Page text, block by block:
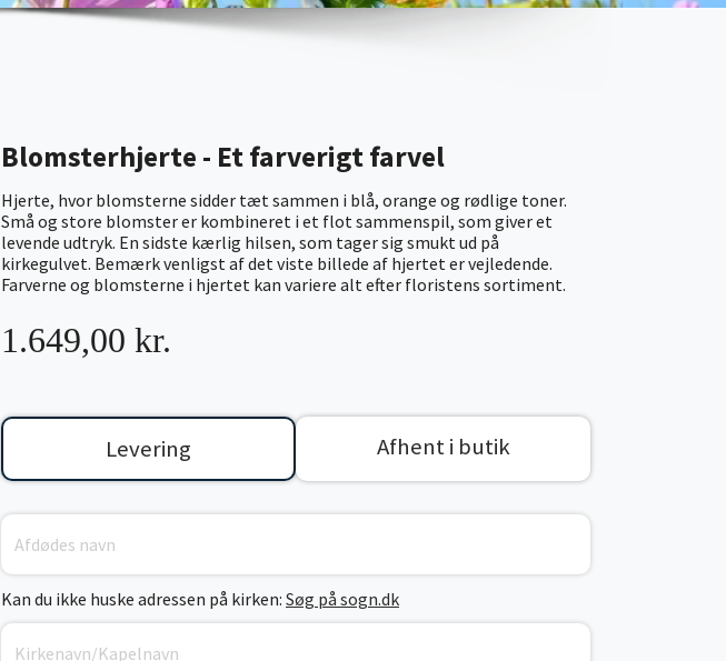
Blomsterhjerte - Et farverigt farvel
Hjerte, hvor blomsterne sidder tæt sammen i blå, orange og rødlige toner.
Små og store blomster er kombineret i et flot sammenspil, som giver et
levende udtryk. En sidste kærlig hilsen, som tager sig smukt ud på
kirkegulvet. Bemærk venligst af det viste billede af hjertet er vejledende.
Farverne og blomsterne i hjertet kan variere alt efter floristens sortiment.
1.649,00 kr.
Levering Afhent i butik
Kan du ikke huske adressen på kirken: Søg på sogn.dk